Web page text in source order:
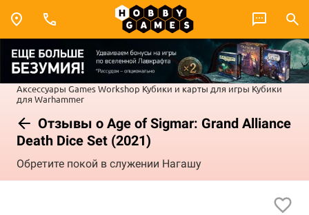
Аксессуары Games Workshop Кубики и карты для игры Кубики
для Warhammer
Отзывы о Age of Sigmar: Grand Alliance
Death Dice Set (2021)
Обретите покой в служении Нагашу